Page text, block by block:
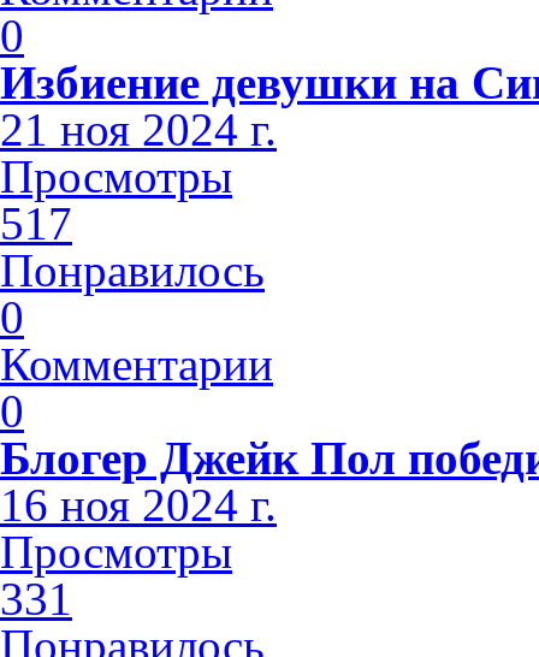
0
Избиение девушки на
21 ноя 2024 г.
Просмотры
517
Понравилось
0
Комментарии
0
Блогер Джейк Пол
16 ноя 2024 г.
Просмотры
331
Понравилось